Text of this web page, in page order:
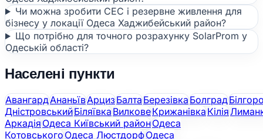
Чи можна зробити СЕС і резервне живлення для
бізнесу у локації Одеса Хаджибейський район?
Що потрібно для точного розрахунку SolarProm у
Одеській області?
Населені пункти
АвангардАнаньївАрцизБалтаБерезівкаБолград
ДністровськийБіляївкаВилковеКрижанівкаКілія
АркадіяОдеса Київський районОдеса
КотовськогоОдеса ЛюстдорфОдеса